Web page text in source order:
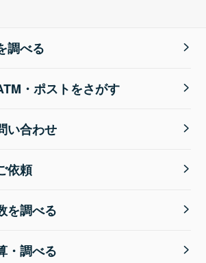
調べる
・ポストをさがす
い合わせ
依頼
を調べる
・調べる